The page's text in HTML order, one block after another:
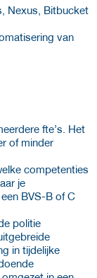
Nexus, Bitbucket
van
fte’s. Het
of minder
competenties
je
BVS-B of C
politie
in tijdelijke